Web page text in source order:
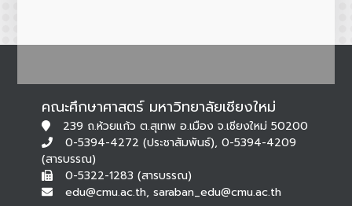
คณะศึกษาศาสตร์ มหาวิทยาลัยเชียงใหม่
239 ถ.ห้วยแก้ว ต.สุเทพ อ.เมือง จ.เชียงใหม่ 50200
0-5394-4272 (ประชาสัมพันธ์), 0-5394-4209
(สารบรรณ)
0-5322-1283 (สารบรรณ)
edu@cmu.ac.th, saraban_edu@cmu.ac.th